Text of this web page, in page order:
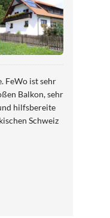
FeWo ist sehr
Balkon, sehr
hilfsbereite
Schweiz